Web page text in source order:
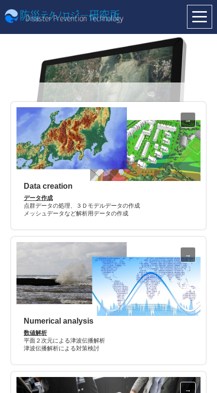
Data creation
データ作成
点群データの処理、３Ｄモデルデータの作成
メッシュデータなど解析用データの作成
Numerical analysis
数値解析
平面２次元による津波伝播解析
津波伝播解析による対策検討